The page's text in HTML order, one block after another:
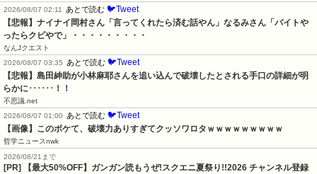
2026/08/07 02:11
あとで読む 🐦Tweet
【悲報】ナイナイ岡村さん「言ってくれたら済む話やん」なるみさん「バイトや
ったらクビやで」・・・・・・・・・
なんJクエスト
2026/08/07 03:35
あとで読む 🐦Tweet
【悲報】島田紳助が小林麻耶さんを追い込んで破壊したとされる手口の詳細が明
らかに･･････！！
不思議.net
2026/08/07 01:00
あとで読む 🐦Tweet
【画像】このボケて、破壊力ありすぎてクッソワロタｗｗｗｗｗｗｗｗｗ
哲学ニュースnwk
2026/08/21まで
[PR] 【最大50%OFF】ガンガン読もうぜ!スクエニ夏祭り!!2026 チャンネル登録